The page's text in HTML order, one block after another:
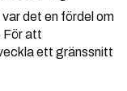
det en fördel om
För att
ett gränssnitt